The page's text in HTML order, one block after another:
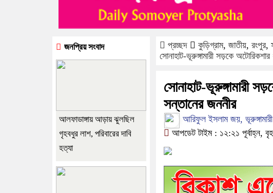
প্রচ্ছদ কুড়িগ্রাম, জাতীয়, রংপুর,
সোনাহাট-ভূরুঙ্গামারী সড়কে
সোনাহাট-ভূরুঙ্গামারী
সন্তানের জননীর
আরিফুল ইসলাম জয়,
আপডেট টাইম : ১২:২১ পূর্বাহ্ন,
জনপ্রিয় সংবাদ
আলফাডাঙ্গায় আড়ায় ঝুলছিল
গৃহবধুর লাশ, পরিবারের দাবি
হত্যা